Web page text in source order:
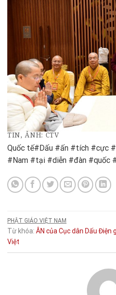
TIN, ẢNH: CTV
Quốc tế#Dấu #ấn #tích #cực
#Nam #tại #diễn #đàn #quốc
PHẬT GIÁO VIỆT NAM
Từ khóa: ÂN của Cụcdân Dấu Điện
Việt